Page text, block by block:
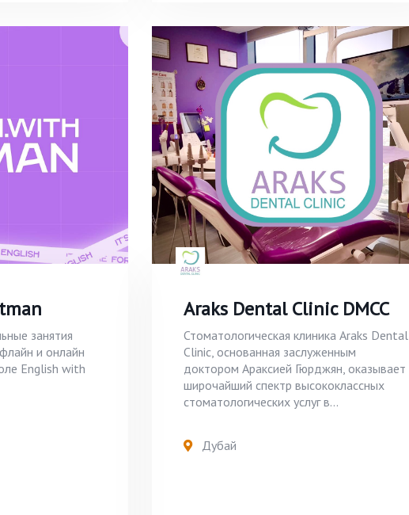
занятия
и онлайн
English with
Araks Dental Clinic DMCC
Стоматологическая клиника Araks Dental
Clinic, основанная заслуженным
доктором Араксией Гюрджян, оказывает
широчайший спектр высококлассных
стоматологических услуг в...
Дубай